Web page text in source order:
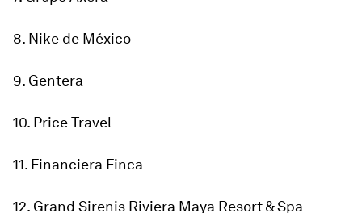
8. Nike de México
9. Gentera
10. Price Travel
11. Financiera Finca
12. Grand Sirenis Riviera Maya Resort & Spa